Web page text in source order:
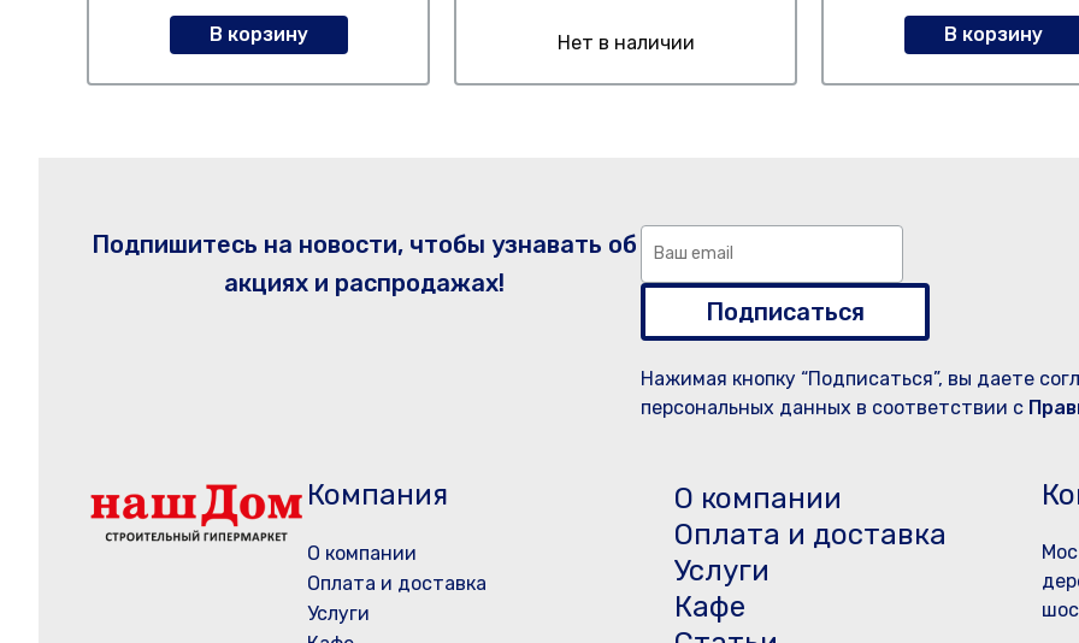
В корзину Нет в наличии В корзину
Подпишитесь на новости, чтобы узнавать об
акциях и распродажах!
Подписаться
Нажимая кнопку “Подписаться”, вы даете
персональных данных в соответствии с
Компания
О компании
Оплата и доставка
Услуги
О компании
Оплата и доставка
Услуги
Кафе